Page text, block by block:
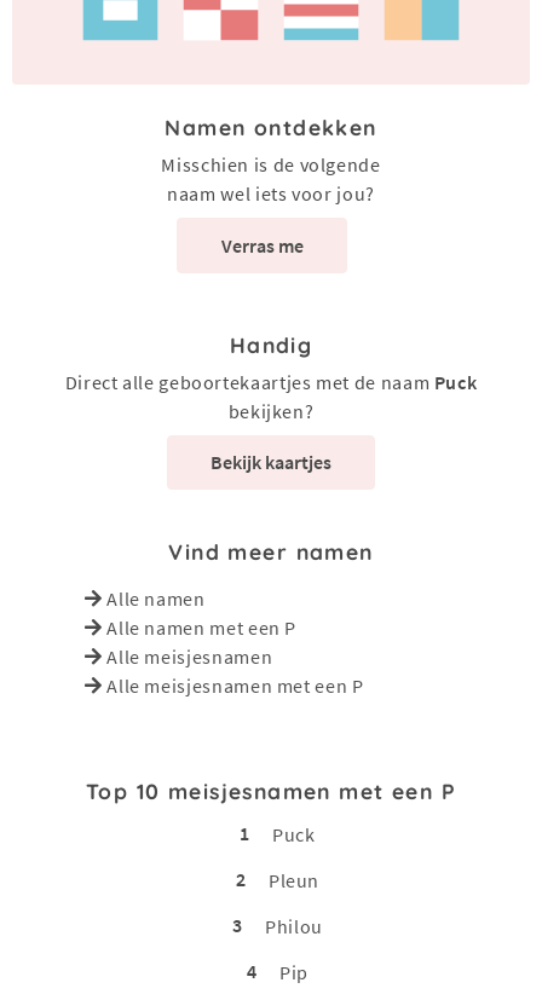
Namen ontdekken
Misschien is de volgende
naam wel iets voor jou?
Verras me
Handig
Direct alle geboortekaartjes met de naam Puck
bekijken?
Bekijk kaartjes
Vind meer namen
Alle namen
Alle namen met een P
Alle meisjesnamen
Alle meisjesnamen met een P
Top 10 meisjesnamen met een P
1
Puck
2
Pleun
3
Philou
4
Pip